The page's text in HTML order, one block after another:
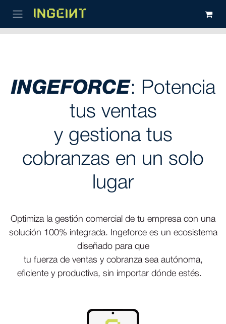
INGEFORCE: Potencia
tus ventas
y gestiona tus
cobranzas en un solo
lugar
Optimiza la gestión comercial de tu empresa con una
solución 100% integrada. Ingeforce es un ecosistema
diseñado para que
tu fuerza de ventas y cobranza sea autónoma,
eficiente y productiva, sin importar dónde estés.